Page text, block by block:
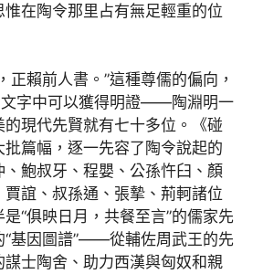
在陶令那里占有無足輕重的位
正賴前人書。”這種尊儒的偏向，
文字中可以獲得明證——陶淵明一
現代先賢就有七十多位。《碰
批篇幅，逐一先容了陶令說起的
鮑叔牙、程嬰、公孫忤臼、顏
賈誼、叔孫通、張摯、荊軻諸位
“俱映日月，共餐至言”的儒家先
“基因圖譜”——從輔佐周武王的先
士陶舍、助力西漢與匈奴和親